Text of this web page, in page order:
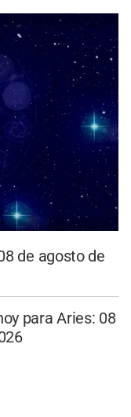
de agosto de
para Aries: 08